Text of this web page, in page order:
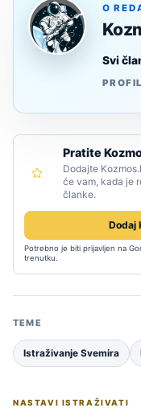
O
Svi
Pratite
Dodajte
će vam, kada je
članke.
Dodaj
Potrebno je biti prijavljen na
trenutku.
TEME
Istraživanje Svemira
NASTAVI ISTRAŽIVATI